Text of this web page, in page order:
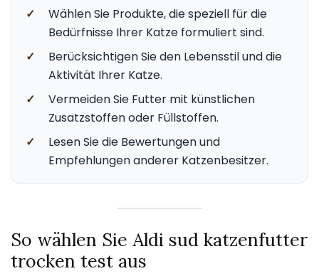
✓
Wählen Sie Produkte, die speziell für die
Bedürfnisse Ihrer Katze formuliert sind.
✓
Berücksichtigen Sie den Lebensstil und die
Aktivität Ihrer Katze.
✓
Vermeiden Sie Futter mit künstlichen
Zusatzstoffen oder Füllstoffen.
✓
Lesen Sie die Bewertungen und
Empfehlungen anderer Katzenbesitzer.
So wählen Sie Aldi sud katzenfutter
trocken test aus